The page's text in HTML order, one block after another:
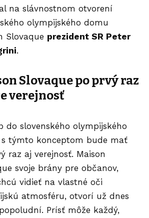
na slávnostnom otvorení
olympijského domu
Slovaque prezident SR Peter
.
Slovaque po prvý raz
verejnosť
do slovenského olympijského
týmto konceptom bude mať
raz aj verejnosť. Maison
svoje brány pre občanov,
vidieť na vlastné oči
atmosféru, otvorí už dnes
popoludní. Prísť môže každý,